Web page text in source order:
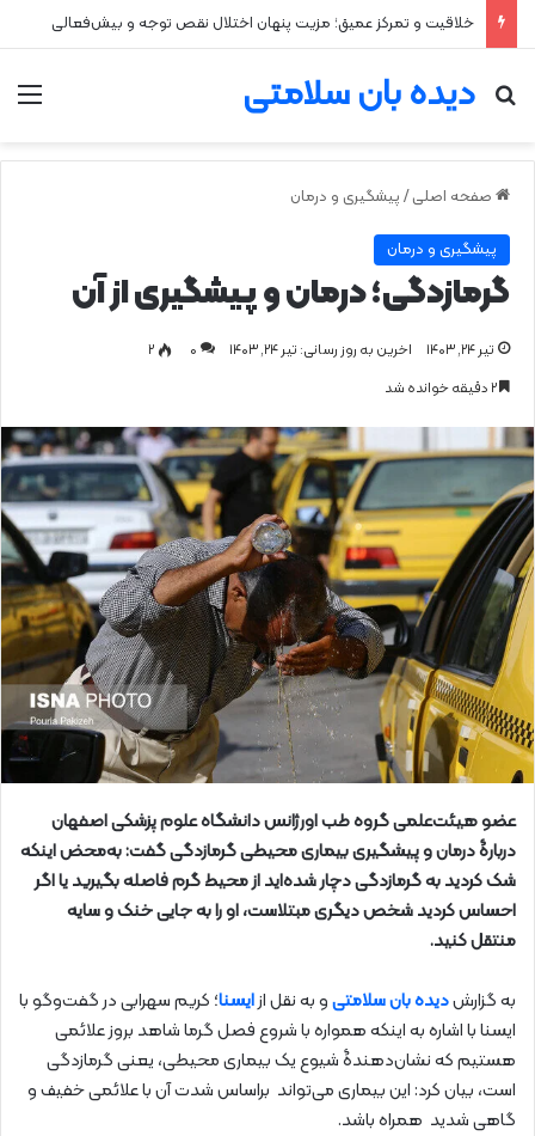
۲ علت شایع‌ کم‌شنوایی
دیده بان سلامتی
جستجو برای
صفحه اصلی / پیشگیری و درمان
پیشگیری و درمان
گرمازدگی؛ درمان و پیشگیری از آن
تیر ۲۴, ۱۴۰۳ اخرین به روز رسانی: تیر ۲۴, ۱۴۰۳ 0
۲
عضو هیئت‌علمی گروه طب اورژانس دانشگاه علوم‌ پزشکی اصفهان
دربارۀ درمان و پیشگیری بیماری محیطی گرمازدگی گفت: به‌محض اینکه
شک کردید به گرمازدگی دچار شده‌اید از محیط گرم فاصله بگیرید یا اگر
احساس کردید شخص دیگری مبتلاست، او را به جایی خنک و سایه
منتقل کنید.
به گزارشدیده بان سلامتیو به نقل ازایسنا؛ کریم سهرابی در گفت‌وگو با
ایسنا با اشاره به اینکه همواره با شروع فصل گرما شاهد بروز علائمی
هستیم که نشان‌دهندۀ شیوع یک بیماری محیطی، یعنی گرمازدگی
است، بیان کرد: این بیماری می‌تواند براساس شدت آن با علائمی خفیف و
گاهی شدید همراه باشد.